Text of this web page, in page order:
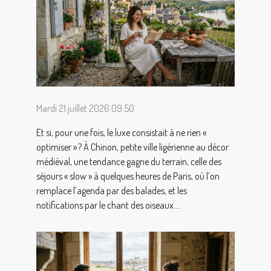
Mardi 21 juillet 2026 09:50
Et si, pour une fois, le luxe consistait à ne rien «
optimiser » ? À Chinon, petite ville ligérienne au décor
médiéval, une tendance gagne du terrain, celle des
séjours « slow » à quelques heures de Paris, où l’on
remplace l’agenda par des balades, et les
notifications par le chant des oiseaux....